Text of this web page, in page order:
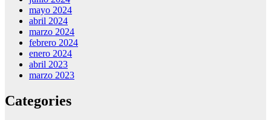
mayo 2024
abril 2024
marzo 2024
febrero 2024
enero 2024
abril 2023
marzo 2023
Categories